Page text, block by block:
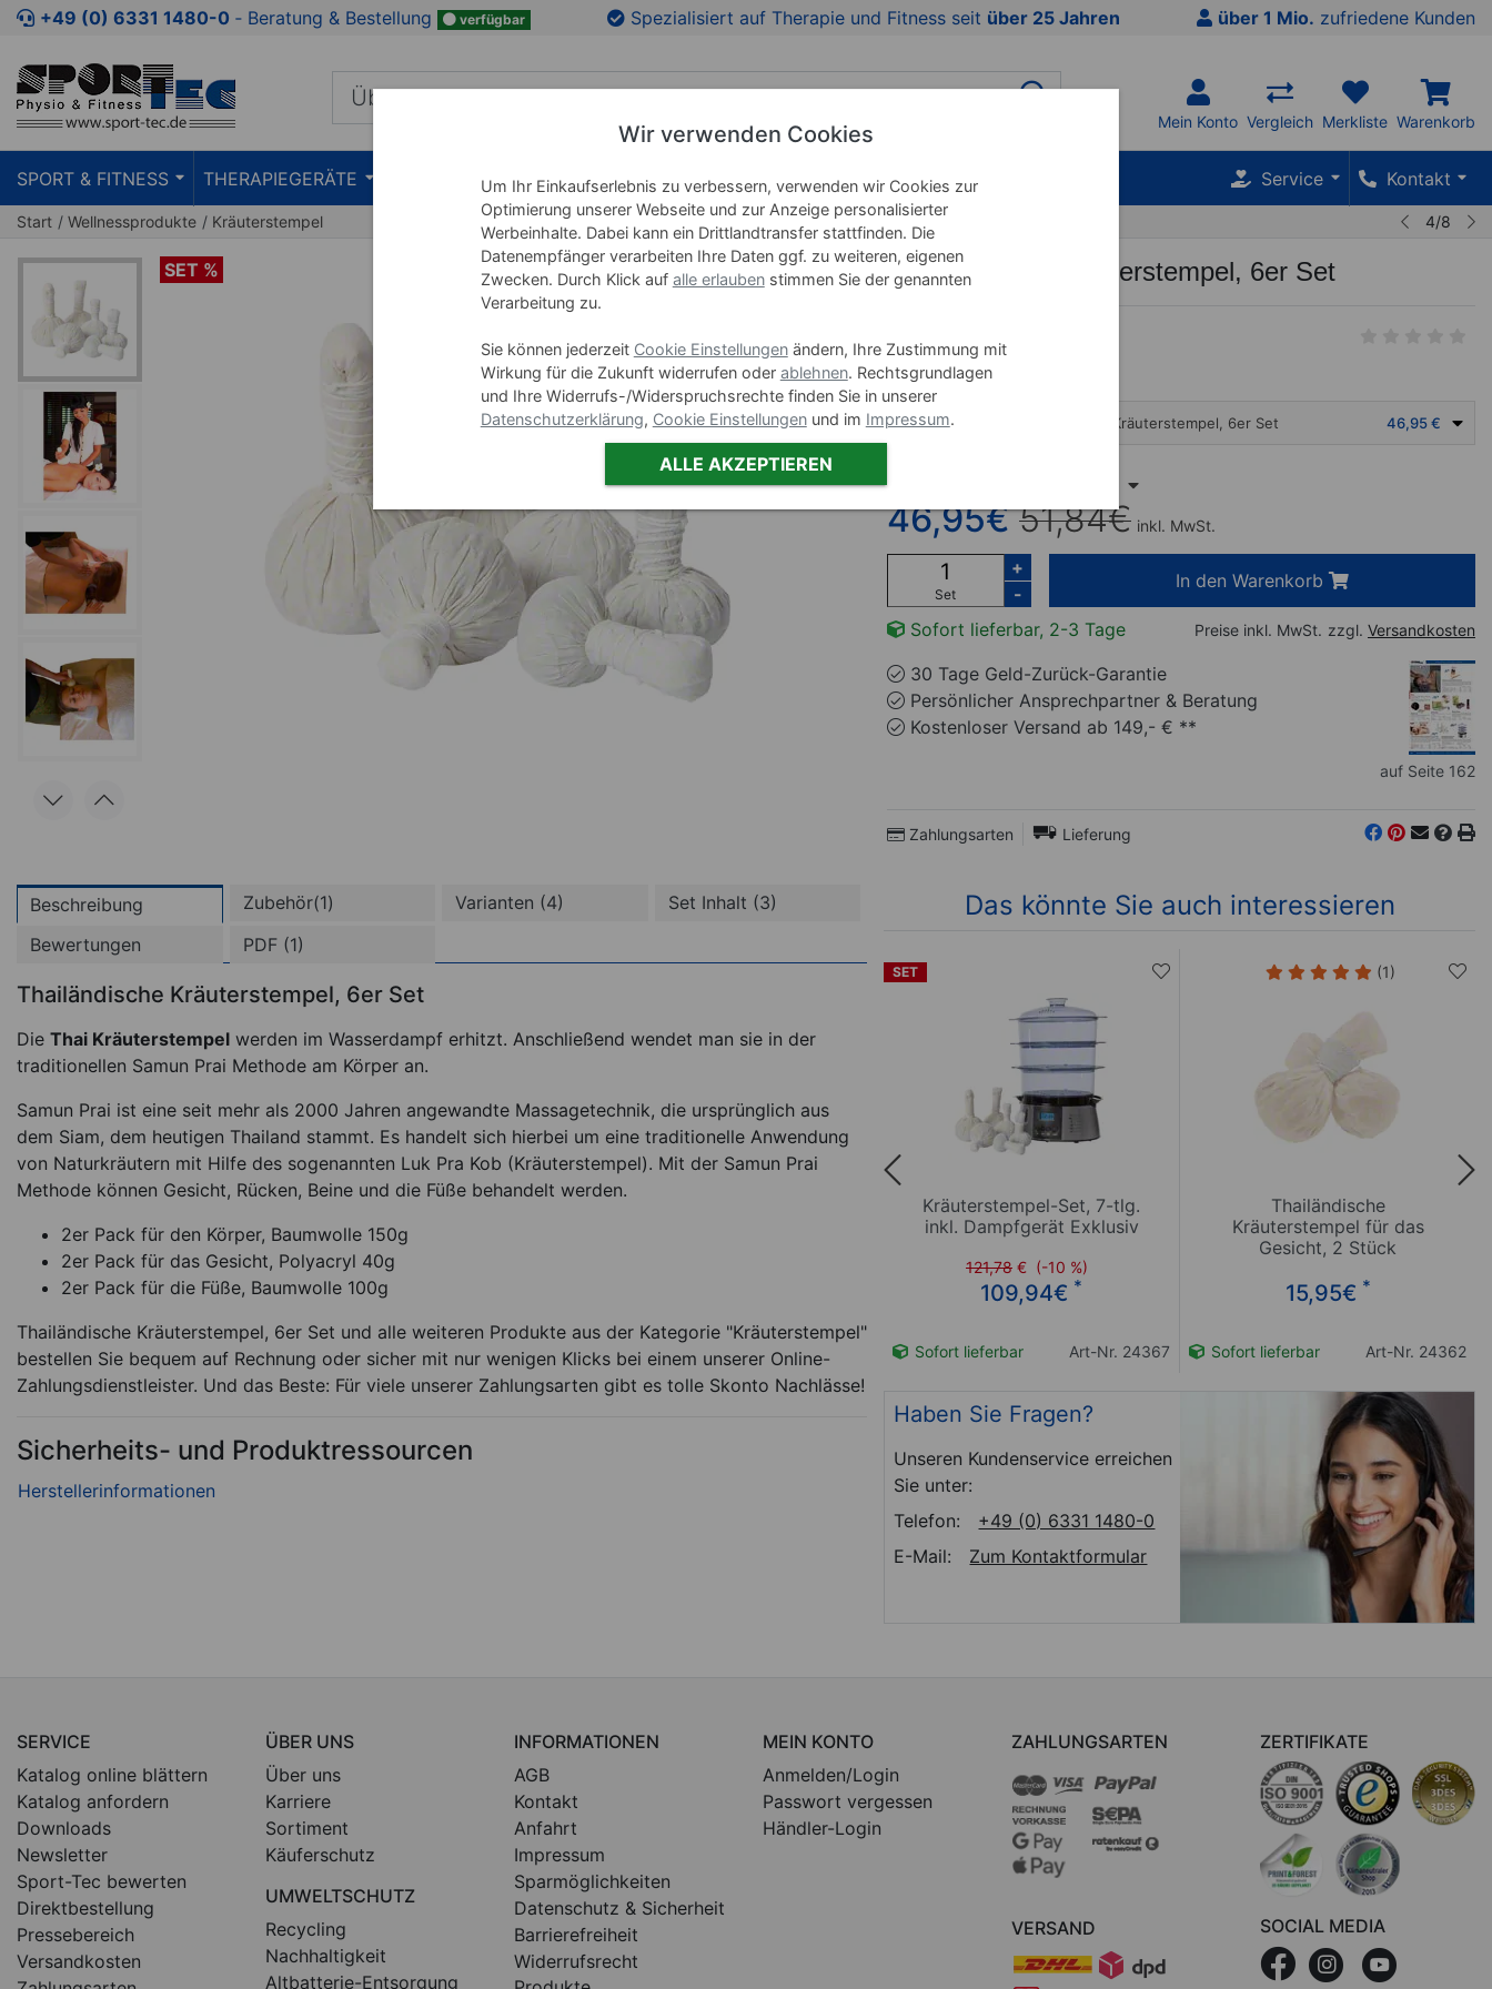
Zum Kaufbereich springen Zur Produktbeschreibung springen Zu den Produktbildern springen
+49 (0) 6331 1480-0 ‐ Beratung & Bestellung verfügbar Spezialisiert auf Therapie und Fitness seit über 25 Jahren über 1 Mio. zufriedene Kunden
Mein Konto Vergleich Merkliste Warenkorb
SPORT & FITNESS THERAPIEGERÄTE PRAXISEINRICHTUNG LEHRMITTEL WELLNESS MARKEN Service Kontakt
Start Wellnessprodukte Kräuterstempel 4/8
SET % Thailändische Kräuterstempel, 6er Set
Varianten
Thailändische Kräuterstempel, 6er Set 46,95 €
46,95€ 51,84€ inkl. MwSt.
Set
+
-
In den Warenkorb
Sofort lieferbar, 2-3 Tage Preise inkl. MwSt. zzgl. Versandkosten
30 Tage Geld-Zurück-Garantie
Persönlicher Ansprechpartner & Beratung
Kostenloser Versand ab 149,- € **
auf Seite 162
Zahlungsarten Lieferung
Beschreibung Zubehör(1) Varianten (4)
Set Inhalt (3)
Bewertungen
PDF (1)
Thailändische Kräuterstempel, 6er Set
Die Thai Kräuterstempel werden im Wasserdampf erhitzt. Anschließend wendet man sie in der
traditionellen Samun Prai Methode am Körper an.
Samun Prai ist eine seit mehr als 2000 Jahren angewandte Massagetechnik, die ursprünglich aus
dem Siam, dem heutigen Thailand stammt. Es handelt sich hierbei um eine traditionelle Anwendung
von Naturkräutern mit Hilfe des sogenannten Luk Pra Kob (Kräuterstempel). Mit der Samun Prai
Methode können Gesicht, Rücken, Beine und die Füße behandelt werden.
2er Pack für den Körper, Baumwolle 150g
2er Pack für das Gesicht, Polyacryl 40g
2er Pack für die Füße, Baumwolle 100g
Thailändische Kräuterstempel, 6er Set und alle weiteren Produkte aus der Kategorie "Kräuterstempel"
bestellen Sie bequem auf Rechnung oder sicher mit nur wenigen Klicks bei einem unserer Online-
Zahlungsdienstleister. Und das Beste: Für viele unserer Zahlungsarten gibt es tolle Skonto Nachlässe!
Sicherheits- und Produktressourcen
Das könnte Sie auch interessieren
20 cm, 10 Stück
Sofort lieferbar
Art-Nr. 24392
Sofort lieferbar
Art-Nr. 24391
SET
Kräuterstempel-Set, 7-tlg.
inkl. Dampfgerät Exklusiv
121,78 € (-10 %)
109,94€ *
Sofort lieferbar Art-Nr. 24367
(1)
Thailändische
Kräuterstempel für das
Gesicht, 2 Stück
15,95€ *
Sofort lieferbar Art-Nr. 24362
Haben Sie Fragen?
Unseren Kundenservice erreichen
Sie unter:
Telefon:
+49 (0) 6331 1480-0
E-Mail:
Zum Kontaktformular
SERVICE
Katalog online blättern
Katalog anfordern
Downloads
Newsletter
Sport-Tec bewerten
Direktbestellung
Pressebereich
Versandkosten
ÜBER UNS
Über uns
Karriere
Sortiment
Käuferschutz
UMWELTSCHUTZ
Recycling
Nachhaltigkeit
Altbatterie-Entsorgung
INFORMATIONEN
AGB
Kontakt
Anfahrt
Impressum
Sparmöglichkeiten
Datenschutz & Sicherheit
Barrierefreiheit
Widerrufsrecht
MEIN KONTO
Anmelden/Login
Passwort vergessen
Händler-Login
ZAHLUNGSARTEN
VERSAND
ZERTIFIKATE
SOCIAL MEDIA
Wir verwenden Cookies
Um Ihr Einkaufserlebnis zu verbessern, verwenden wir Cookies zur
Optimierung unserer Webseite und zur Anzeige personalisierter
Werbeinhalte. Dabei kann ein Drittlandtransfer stattfinden. Die
Datenempfänger verarbeiten Ihre Daten ggf. zu weiteren, eigenen
Zwecken. Durch Klick auf alle erlaubenstimmen Sie der genannten
Verarbeitung zu.
Sie können jederzeit Cookie Einstellungenändern, Ihre Zustimmung mit
Wirkung für die Zukunft widerrufen oder ablehnen. Rechtsgrundlagen
und Ihre Widerrufs-/Widerspruchsrechte finden Sie in unserer
Datenschutzerklärung, Cookie Einstellungenund im Impressum.
ALLE AKZEPTIEREN